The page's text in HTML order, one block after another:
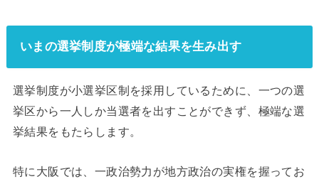
いまの選挙制度が極端な結果を生み出す
選挙制度が小選挙区制を採用しているために、一つの選
挙区から一人しか当選者を出すことができず、極端な選
挙結果をもたらします。
特に大阪では、一政治勢力が地方政治の実権を握ってお